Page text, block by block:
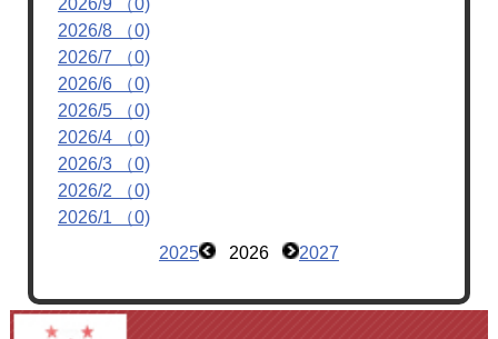
2026/8 （0)
2026/7 （0)
2026/6 （0)
2026/5 （0)
2026/4 （0)
2026/3 （0)
2026/2 （0)
2026/1 （0)
2025
2026 2027